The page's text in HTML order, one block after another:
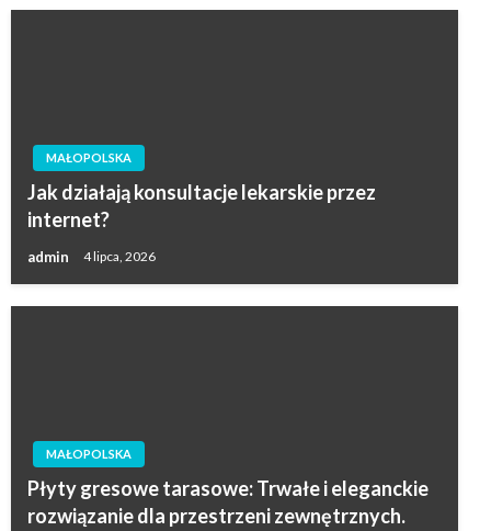
MAŁOPOLSKA
Jak działają konsultacje lekarskie przez
internet?
admin 4 lipca, 2026
MAŁOPOLSKA
Płyty gresowe tarasowe: Trwałe i eleganckie
rozwiązanie dla przestrzeni zewnętrznych.